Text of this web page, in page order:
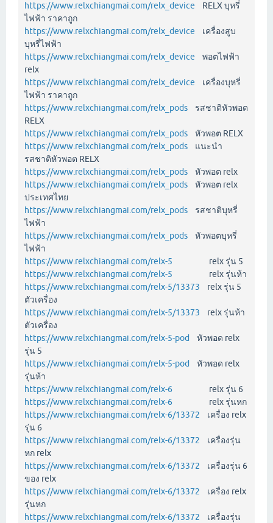
https://www.relxchiangmai.com/relx_device
RELX บุหรี่
ไฟฟ้า ราคาถูก
https://www.relxchiangmai.com/relx_device
เครื่องสูบ
บุหรี่ไฟฟ้า
https://www.relxchiangmai.com/relx_device
พอตไฟฟ้า
relx
https://www.relxchiangmai.com/relx_device
เครื่องบุหรี่
ไฟฟ้า ราคาถูก
https://www.relxchiangmai.com/relx_pods
รสชาติหัวพอต
RELX
https://www.relxchiangmai.com/relx_pods
หัวพอต RELX
https://www.relxchiangmai.com/relx_pods
แนะนำ
รสชาติหัวพอต RELX
https://www.relxchiangmai.com/relx_pods
หัวพอต relx
https://www.relxchiangmai.com/relx_pods
หัวพอต relx
ประเทศไทย
https://www.relxchiangmai.com/relx_pods
รสชาติบุหรี่
ไฟฟ้า
https://www.relxchiangmai.com/relx_pods
หัวพอตบุหรี่
ไฟฟ้า
https://www.relxchiangmai.com/relx-5
relx รุ่น 5
https://www.relxchiangmai.com/relx-5
relx รุ่นห้า
https://www.relxchiangmai.com/relx-5/13373
relx รุ่น 5
ตัวเครื่อง
https://www.relxchiangmai.com/relx-5/13373
relx รุ่นห้า
ตัวเครื่อง
https://www.relxchiangmai.com/relx-5-pod
หัวพอด relx
รุ่น 5
https://www.relxchiangmai.com/relx-5-pod
หัวพอด relx
รุ่นห้า
https://www.relxchiangmai.com/relx-6
relx รุ่น 6
https://www.relxchiangmai.com/relx-6
relx รุ่นหก
https://www.relxchiangmai.com/relx-6/13372
เครื่อง relx
รุ่น 6
https://www.relxchiangmai.com/relx-6/13372
เครื่องรุ่น
หก relx
https://www.relxchiangmai.com/relx-6/13372
เครื่องรุ่น 6
ของ relx
https://www.relxchiangmai.com/relx-6/13372
เครื่อง relx
รุ่นหก
https://www.relxchiangmai.com/relx-6/13372
เครื่องรุ่น